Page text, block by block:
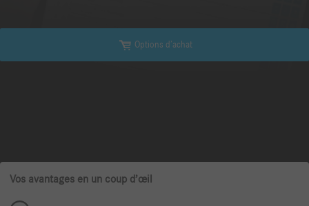
Options d’achat
Vos avantages en un coup d’œil